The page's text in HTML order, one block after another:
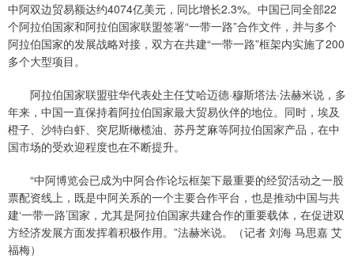
中阿双边贸易额达约4074亿美元，同比增长2.3%。中国已同全部22
个阿拉伯国家和阿拉伯国家联盟签署“一带一路”合作文件，并与多个
阿拉伯国家的发展战略对接，双方在共建“一带一路”框架内实施了200
多个大型项目。
阿拉伯国家联盟驻华代表处主任艾哈迈德·穆斯塔法·法赫米说，多
年来，中国一直保持着阿拉伯国家最大贸易伙伴的地位。同时，埃及
橙子、沙特白虾、突尼斯橄榄油、苏丹芝麻等阿拉伯国家产品，在中
国市场的受欢迎程度也在不断提升。
“中阿博览会已成为中阿合作论坛框架下最重要的经贸活动之一股
票配资线上，既是中阿关系的一个主要合作平台，也是推动中国与共
建‘一带一路’国家，尤其是阿拉伯国家共建合作的重要载体，在促进双
方经济发展方面发挥着积极作用。”法赫米说。（记者 刘海 马思嘉 艾
福梅）